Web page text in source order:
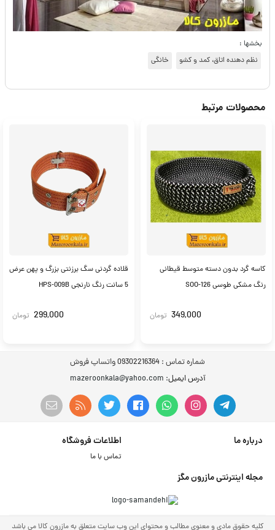
بخشها :
نظم دهنده اتاق، کمد و کشو
خانگی
محصولات مرتبط
کاسه گرد بدون دسته متوسط قیطانی
رنگ مشکی طوسی SOO-126
349,000 تومان
قلاده گردنی سگ برزنتی بزرگ و پهن عرض
5 سانت رنگ نارنجی HPS-009B
299,000 تومان
شماره تماس : 09302216364 واتساپ فروش
آدرس ایمیل: mazeroonkala@yahoo.com
درباره ما اطلاعات فروشگاه
تماس با ما
مجله اینترنتی مازرون مگز
کلیه حقوق مادی و معنوی مطالب و محتوای این وب سایت متعلق به مازرون کالا می باشد